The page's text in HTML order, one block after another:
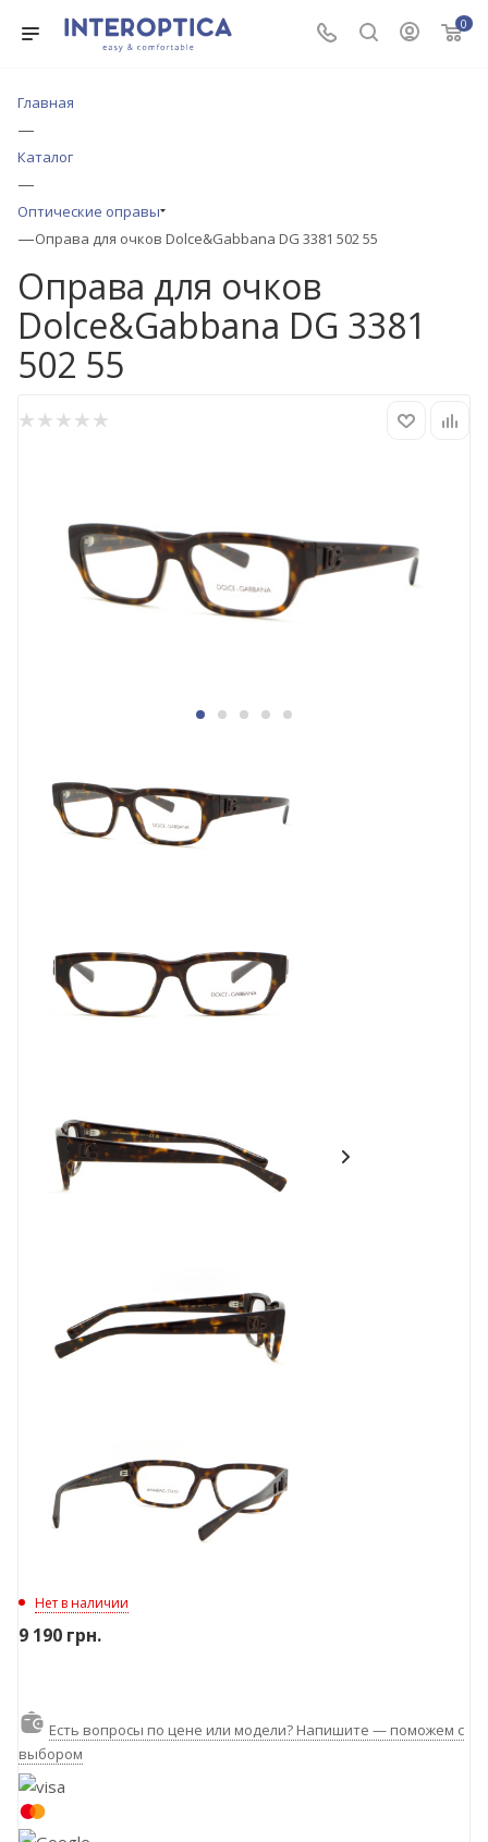
0
Главная
—
Каталог
—
Оптические оправы
—Оправа для очков Dolce&Gabbana DG 3381 502 55
Оправа для очков
Dolce&Gabbana DG 3381
502 55
Нет в наличии
9 190 грн.
Есть вопросы по цене или модели? Напишите — поможем с
выбором